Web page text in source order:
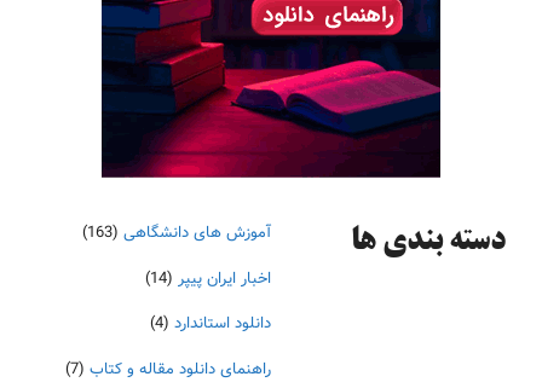
دسته‌ بندی ها آموزش های دانشگاهی (163)
اخبار ایران پیپر (14)
دانلود استاندارد (4)
راهنمای دانلود مقاله و کتاب (7)